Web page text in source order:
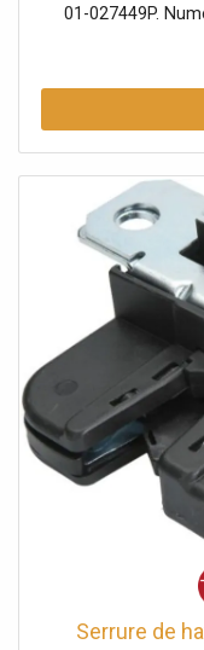
01-027449P.
Serrure de